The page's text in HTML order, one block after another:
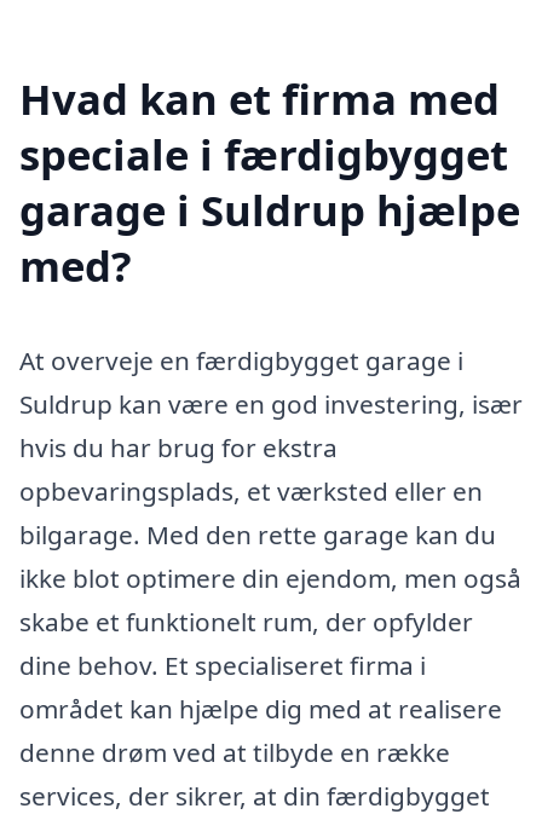
Hvad kan et firma med
speciale i færdigbygget
garage i Suldrup hjælpe
med?
At overveje en færdigbygget garage i
Suldrup kan være en god investering, især
hvis du har brug for ekstra
opbevaringsplads, et værksted eller en
bilgarage. Med den rette garage kan du
ikke blot optimere din ejendom, men også
skabe et funktionelt rum, der opfylder
dine behov. Et specialiseret firma i
området kan hjælpe dig med at realisere
denne drøm ved at tilbyde en række
services, der sikrer, at din færdigbygget